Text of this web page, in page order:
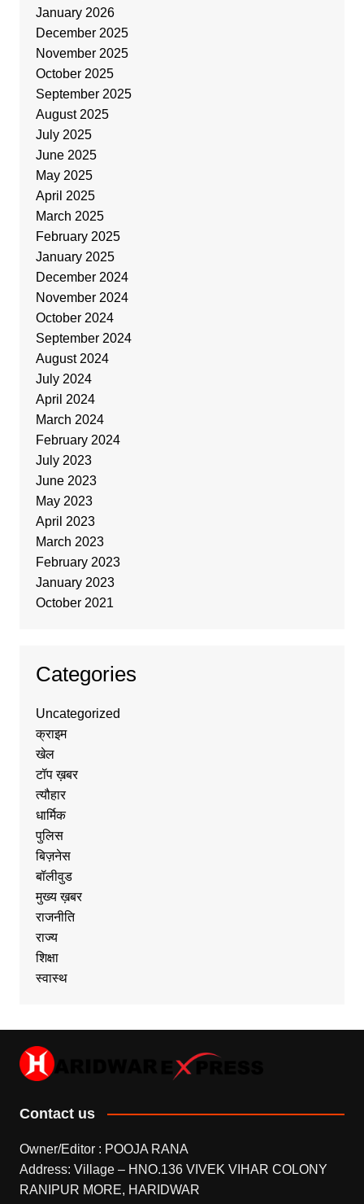
January 2026
December 2025
November 2025
October 2025
September 2025
August 2025
July 2025
June 2025
May 2025
April 2025
March 2025
February 2025
January 2025
December 2024
November 2024
October 2024
September 2024
August 2024
July 2024
April 2024
March 2024
February 2024
July 2023
June 2023
May 2023
April 2023
March 2023
February 2023
January 2023
October 2021
Categories
Uncategorized
क्राइम
खेल
टॉप ख़बर
त्यौहार
धार्मिक
पुलिस
बिज़नेस
बॉलीवुड
मुख्य ख़बर
राजनीति
राज्य
शिक्षा
स्वास्थ
Contact us
Owner/Editor : POOJA RANA
Address: Village – HNO.136 VIVEK VIHAR COLONY
RANIPUR MORE, HARIDWAR